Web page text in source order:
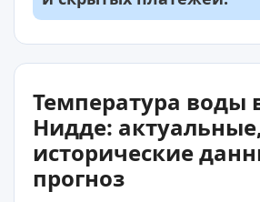
Температура воды
Нидде:
исторические
прогноз